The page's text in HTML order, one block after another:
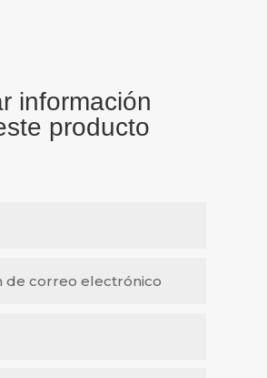
información
producto